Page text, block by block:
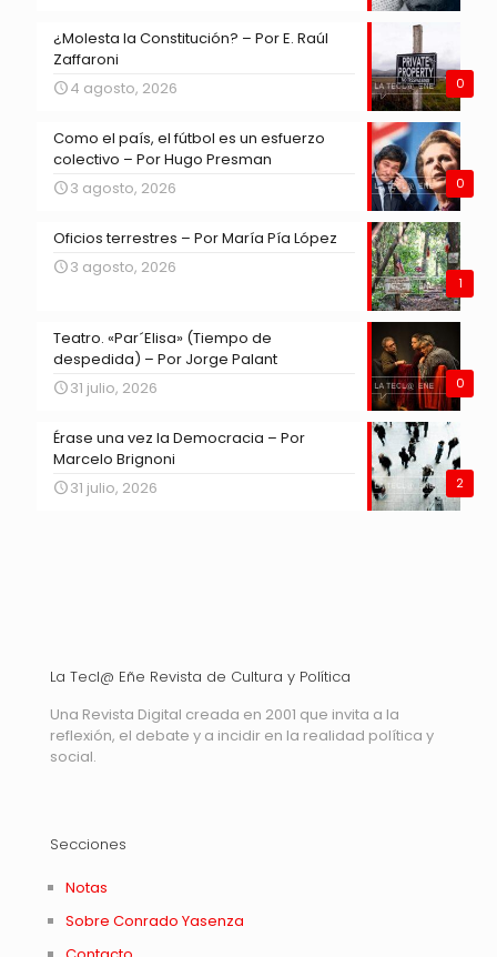
0
¿Molesta la Constitución? – Por E. Raúl
Zaffaroni
4 agosto, 2026
0
Como el país, el fútbol es un esfuerzo
colectivo – Por Hugo Presman
3 agosto, 2026
1
Oficios terrestres – Por María Pía López
3 agosto, 2026
0
Teatro. «Par´Elisa» (Tiempo de
despedida) – Por Jorge Palant
31 julio, 2026
2
Érase una vez la Democracia – Por
Marcelo Brignoni
31 julio, 2026
La Tecl@ Eñe Revista de Cultura y Política
Una Revista Digital creada en 2001 que invita a la
reflexión, el debate y a incidir en la realidad política y
social.
Secciones
Notas
Sobre Conrado Yasenza